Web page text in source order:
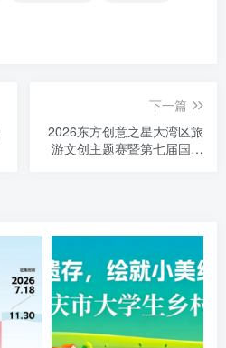
下一篇
2026东方创意之星大湾区旅
游文创主题赛暨第七届国际